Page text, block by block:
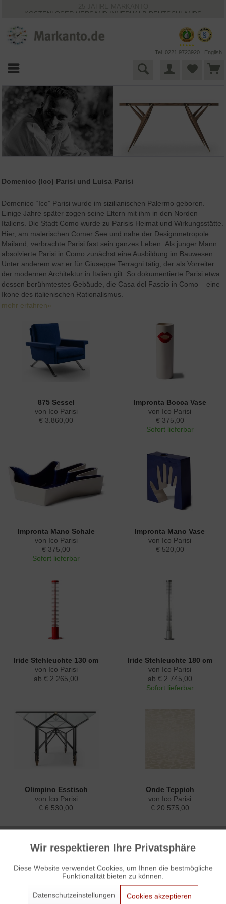
KOSTENLOSER VERSAND INNERHALB DEUTSCHLANDS
VIELFÄLTIGE ZAHLUNGSMÖGLICHKEITEN
BESTPRICE-GARANTIE
Tel. 0221 9723920 English
Domenico (Ico) Parisi und Luisa Parisi
Domenico “Ico” Parisi wurde im sizilianischen Palermo geboren.
Einige Jahre später zogen seine Eltern mit ihm in den Norden
Italiens. Die Stadt Como wurde zu Parisis Heimat und Wirkungsstätte.
Hier, am malerischen Comer See und nahe der Designmetropole
Mailand, verbrachte Parisi fast sein ganzes Leben. Als junger Mann
absolvierte Parisi in Como zunächst eine Ausbildung im Bauwesen.
Unter anderem war er für Giuseppe Terragni tätig, der als Vorreiter
der modernen Architektur in Italien gilt. So dokumentierte Parisi etwa
dessen berühmtestes Gebäude, die Casa del Fascio in Como – eine
Ikone des italienischen Rationalismus.
mehr erfahren»
875 Sessel
von Ico Parisi
€ 3.860,00
Impronta Bocca Vase
von Ico Parisi
€ 375,00
Sofort lieferbar
Impronta Mano Schale
von Ico Parisi
€ 375,00
Sofort lieferbar
Impronta Mano Vase
von Ico Parisi
€ 520,00
Iride Stehleuchte 130 cm
von Ico Parisi
ab € 2.265,00
Iride Stehleuchte 180 cm
von Ico Parisi
ab € 2.745,00
Sofort lieferbar
Olimpino Esstisch
von Ico Parisi
€ 6.530,00
Onde Teppich
von Ico Parisi
€ 20.575,00
Funktionale Aktiv
Aktiv
Wir respektieren Ihre Privatsphäre
Diese Website verwendet Cookies, um Ihnen die bestmögliche
Funktionalität bieten zu können.
Datenschutzeinstellungen Cookies akzeptieren